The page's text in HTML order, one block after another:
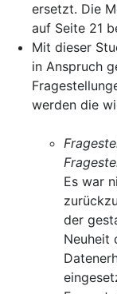
ersetzt. Die
auf Seite 21
Mit dieser
in Anspruch
werden die
Es war
der
Neuheit